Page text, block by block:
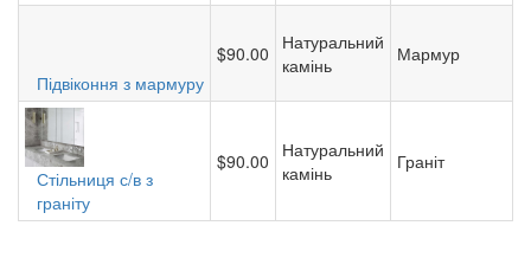
Підвіконня з мармуру
$90.00
Натуральний
камінь
Мармур
Стільниця с/в з
граніту
$90.00
Натуральний
камінь
Граніт